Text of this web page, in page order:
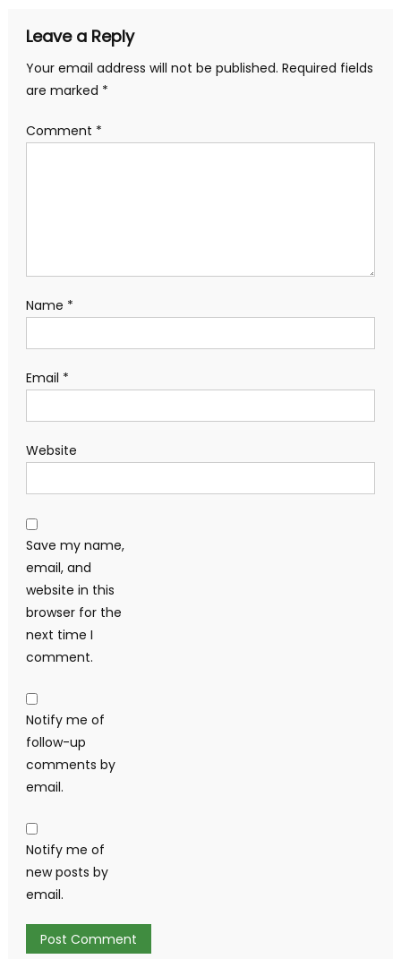
Leave a Reply
Your email address will not be published. Required fields
are marked *
Comment *
Name *
Email *
Website
Save my name,
email, and
website in this
browser for the
next time I
comment.
Notify me of
follow-up
comments by
email.
Notify me of
new posts by
email.